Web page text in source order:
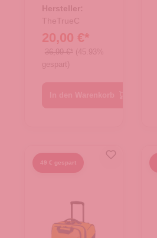
Berlin 2.0
navy
Hersteller:
TheTrueC
20,00 €*
36,99 €* (45.93%
gespart)
49 € gespart